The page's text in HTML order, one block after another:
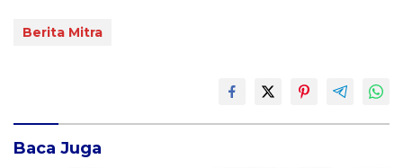
Berita Mitra
Baca Juga